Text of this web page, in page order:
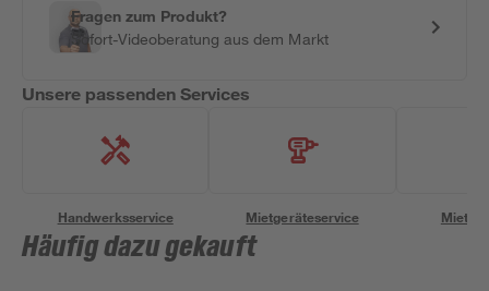
Fragen zum Produkt?
Sofort-Videoberatung aus dem Markt
Unsere passenden Services
Handwerksservice Mietgeräteservice
Häufig dazu gekauft